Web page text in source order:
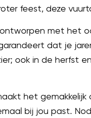
feest, deze
met het
dat je
ook in de herfst
het
bij jou past.